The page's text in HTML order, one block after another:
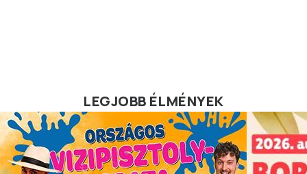
LEGJOBB ÉLMÉNYEK